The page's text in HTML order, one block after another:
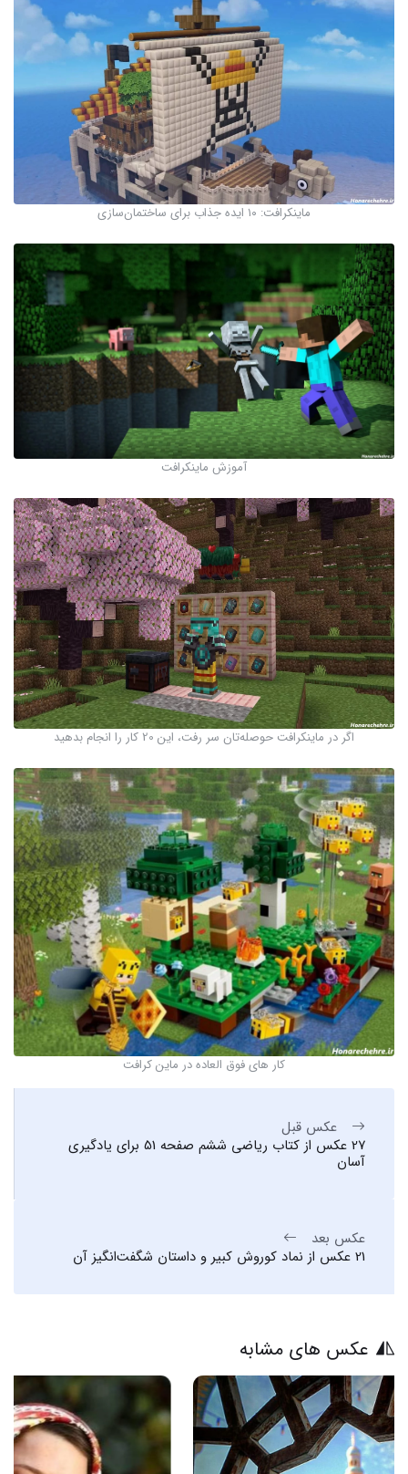
ماینکرافت: ۱۰ ایده جذاب برای ساختمان‌سازی
آموزش ماینکرافت
اگر در ماینکرافت حوصله‌تان سر رفت، این 20 کار را انجام بدهید
کار های فوق العاده در ماین کرافت
عکس قبل
27 عکس از کتاب ریاضی ششم صفحه 51 برای یادگیری
آسان
عکس بعد
21 عکس از نماد کوروش کبیر و داستان شگفت‌انگیز آن
عکس های مشابه